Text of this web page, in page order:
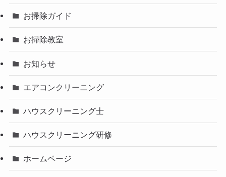
お掃除ガイド
お掃除教室
お知らせ
エアコンクリーニング
ハウスクリーニング士
ハウスクリーニング研修
ホームページ